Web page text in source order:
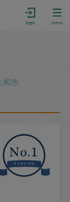
login menu
和市